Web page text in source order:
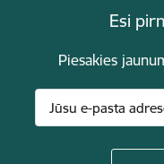
Esi
Piesakies